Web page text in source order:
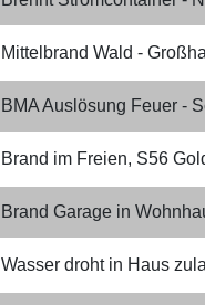
Mittelbrand Wald -
BMA Auslösung Feuer -
Brand im Freien, S56
Brand Garage in
Wasser droht in Haus